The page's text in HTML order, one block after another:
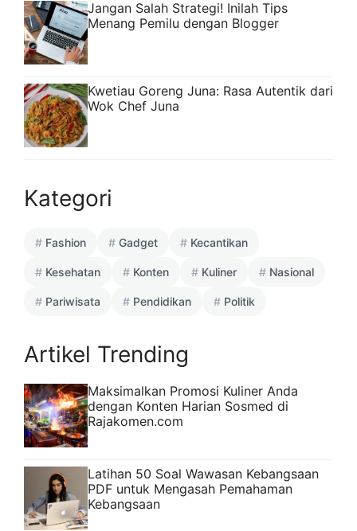
Jangan Salah Strategi! Inilah Tips
Menang Pemilu dengan Blogger
Kwetiau Goreng Juna: Rasa Autentik dari
Wok Chef Juna
Kategori
Fashion Gadget Kecantikan
Kesehatan Konten Kuliner Nasional
Pariwisata Pendidikan Politik
Artikel Trending
Maksimalkan Promosi Kuliner Anda
dengan Konten Harian Sosmed di
Rajakomen.com
Latihan 50 Soal Wawasan Kebangsaan
PDF untuk Mengasah Pemahaman
Kebangsaan